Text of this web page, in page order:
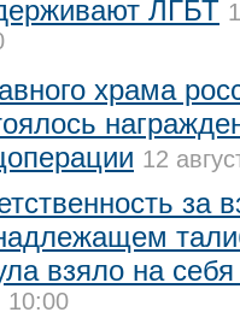
ЛГБТ
храма
12
за
взяло на
10:00